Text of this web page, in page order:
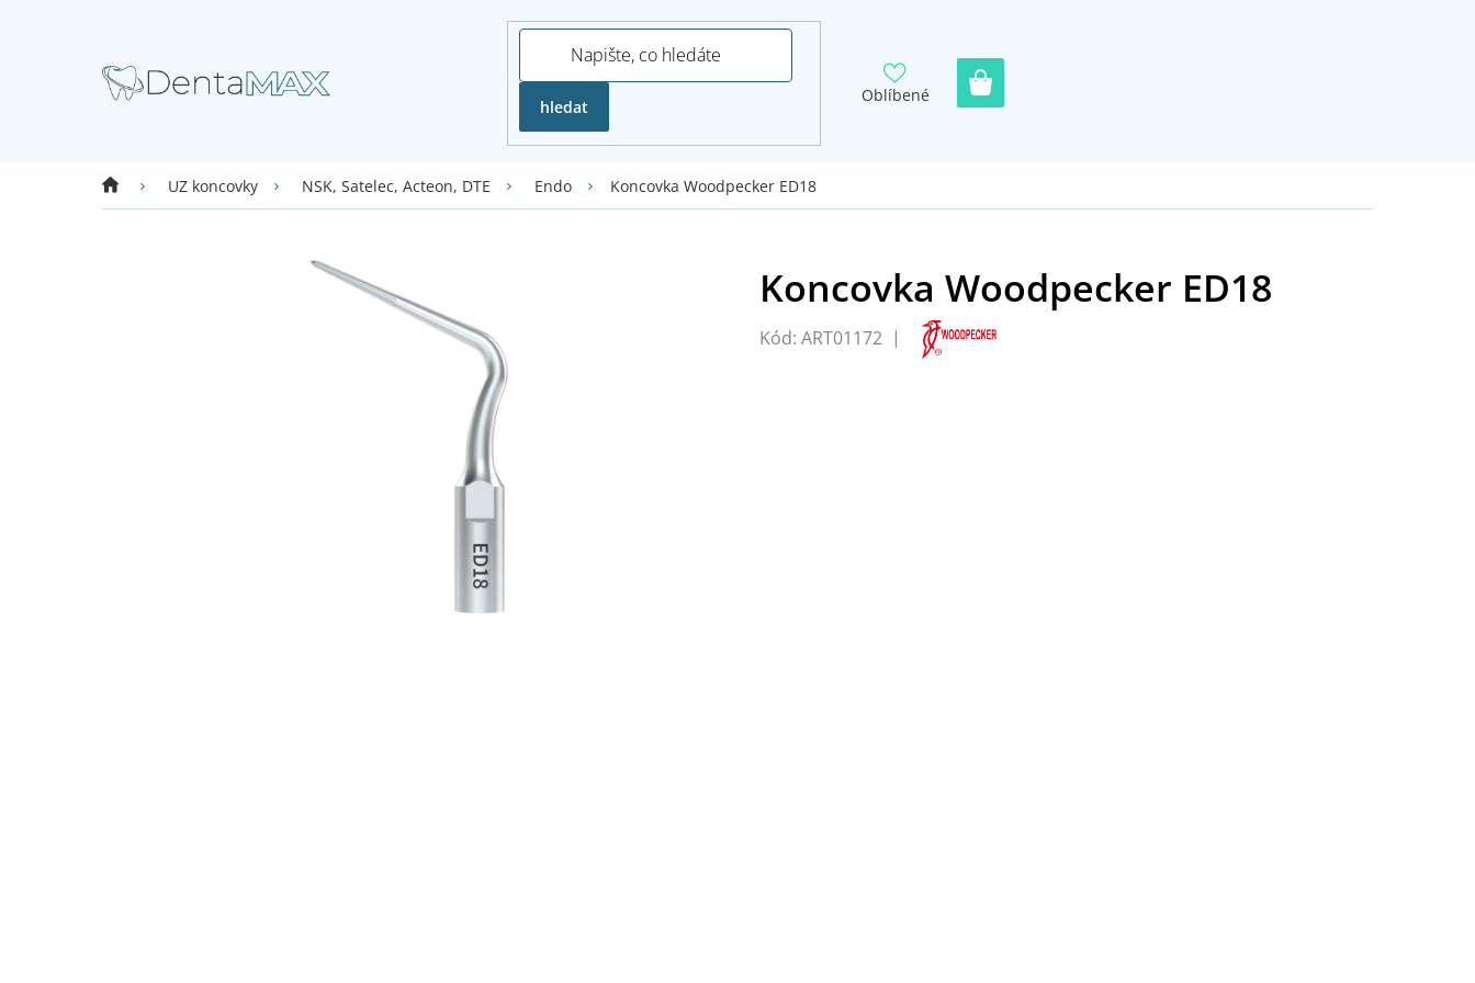
hledat
Oblíbené
Domů UZ koncovky NSK, Satelec, Acteon, DTE Endo Koncovka Woodpecker ED18
Kód: ART01172